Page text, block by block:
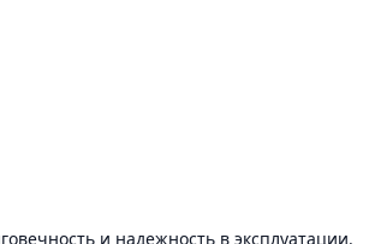
и надежность в эксплуатации.